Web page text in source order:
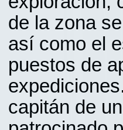
de la zona
así como el
puestos de
capitán de